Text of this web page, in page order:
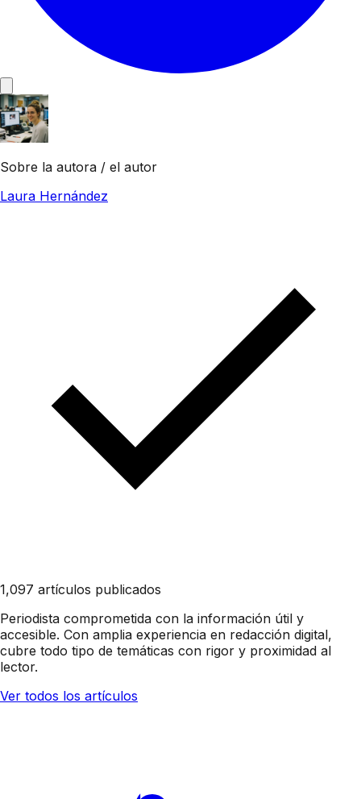
Sobre la autora / el autor
Laura Hernández
1,097 artículos publicados
Periodista comprometida con la información útil y
accesible. Con amplia experiencia en redacción digital,
cubre todo tipo de temáticas con rigor y proximidad al
lector.
Ver todos los artículos